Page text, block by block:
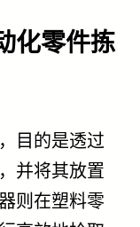
化零件拣
目的是透过
并将其放置
则在塑料零